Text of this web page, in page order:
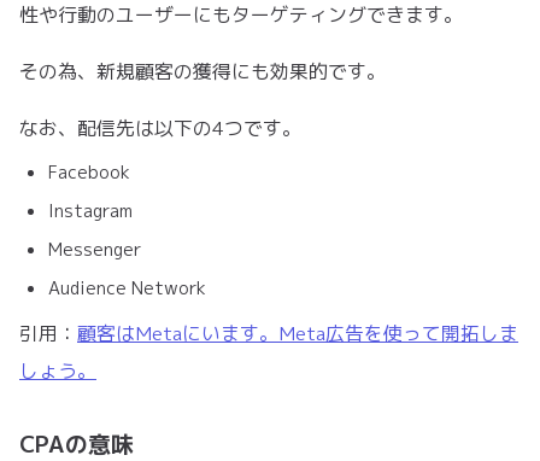
性や行動のユーザーにもターゲティングできます。
その為、新規顧客の獲得にも効果的です。
なお、配信先は以下の4つです。
Facebook
Instagram
Messenger
Audience Network
引用： 顧客はMetaにいます。Meta広告を使って開拓しま
しょう。
CPAの意味